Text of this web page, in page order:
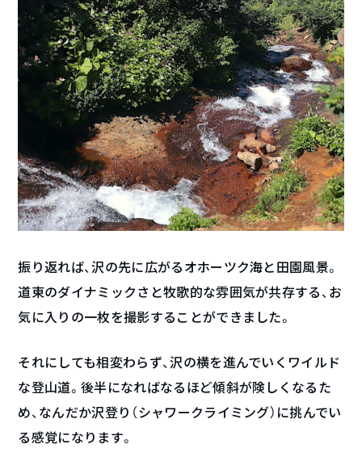
振り返れば、沢の先に広がるオホーツク海と田園風景。
道東のダイナミックさと牧歌的な雰囲気が共存する、お
気に入りの一枚を撮影することができました。
それにしても相変わらず、沢の横を進んでいくワイルド
な登山道。後半になればなるほど傾斜が険しくなるた
め、なんだか沢登り（シャワークライミング）に挑んでい
る感覚になります。